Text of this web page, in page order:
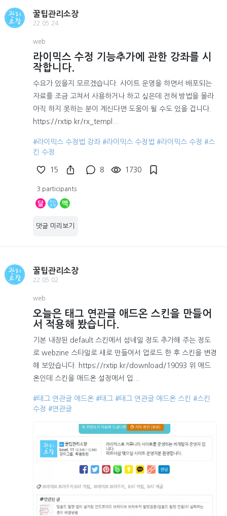
꿀팁관리소장
22.05.24
web
라이믹스 수정 기능추가에 관한 강좌를 시
작합니다.
수요가 있을지 모르겠습니다. 사이트 운영을 하면서 배포되는
자료를 조금 고쳐서 사용하거나 하고 싶은데 전혀 방법을 몰라
아직 하지 못하는 분이 계신다면 도움이 될 수도 있을 겁니다.
https://rxtip.kr/rx_templ...
#라이믹스 수정법 강좌 #라이믹스 수정법 #라이믹스 수정 #스
킨 수정
15 8 1730
3 participants
달 맥
댓글 미리보기
꿀팁관리소장
22.05.02
web
오늘은 태그 연관글 애드온 스킨을 만들어
서 적용해 봤습니다.
기본 내장된 default 스킨에서 섬네일 정도 추가해 주는 정도
로 webzine 스타일로 새로 만들어서 업로드 한 후 스킨을 변경
해 보았습니다. https://rxtip.kr/download/19093 위 애드
온인데 스킨을 애드온 설정에서 입...
#태그 연관글 애드온 #태그 #태그 연관글 애드온 스킨 #스킨
수정 #연관글